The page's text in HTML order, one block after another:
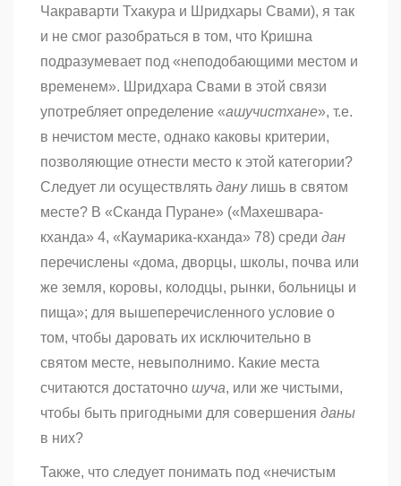
Чакраварти Тхакура и Шридхары Свами), я так
и не смог разобраться в том, что Кришна
подразумевает под «неподобающими местом и
временем». Шридхара Свами в этой связи
употребляет определение «ашучистхане», т.е.
в нечистом месте, однако каковы критерии,
позволяющие отнести место к этой категории?
Следует ли осуществлять дану лишь в святом
месте? В «Сканда Пуране» («Махешвара-
кханда» 4, «Каумарика-кханда» 78) среди дан
перечислены «дома, дворцы, школы, почва или
же земля, коровы, колодцы, рынки, больницы и
пища»; для вышеперечисленного условие о
том, чтобы даровать их исключительно в
святом месте, невыполнимо. Какие места
считаются достаточно шуча, или же чистыми,
чтобы быть пригодными для совершения даны
в них?
Также, что следует понимать под «нечистым